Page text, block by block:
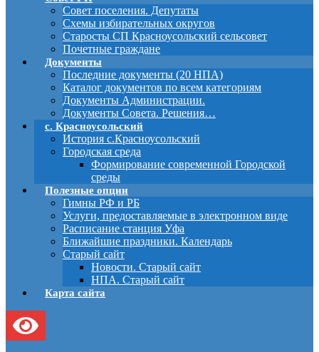
Совет поселения. Депутаты
Схемы избирательных округов
Старосты СП Красноусольский сельсовет
Почетные граждане
Документы
Последние документы (20 НПА)
Каталог документов по всем категориям
Документы Администрации.
Документы Совета. Решения…
с. Красноусольский
История с.Красноусольский
Городская среда
Формирование современной Городской
среды
Полезные опции
Гимны РФ и РБ
Услуги, предоставляемые в электронном виде
Расписание станция Уфа
Ближайшие праздники. Календарь
Старый сайт
Новости. Старый сайт
НПА. Старый сайт
Карта сайта